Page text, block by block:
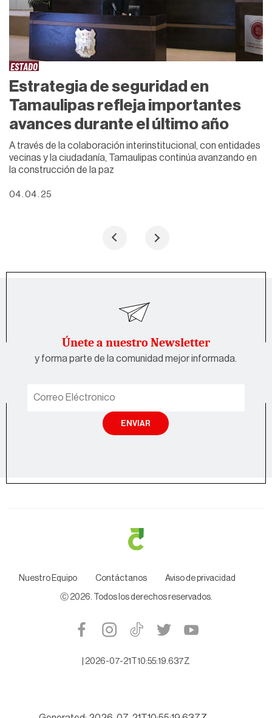
ESTADO
Estrategia de seguridad en
Tamaulipas refleja importantes
avances durante el último año
A través de la colaboración interinstitucional, con entidades
vecinas y la ciudadanía, Tamaulipas continúa avanzando en
la construcción de la paz
04 . 04 . 25
Únete a nuestro Newsletter
y forma parte de la comunidad mejor informada.
ENVIAR
Nuestro Equipo Contáctanos Aviso de privacidad
Ⓒ 2026. Todos los derechos reservados.
2026-07-21T10:55:19.637Z